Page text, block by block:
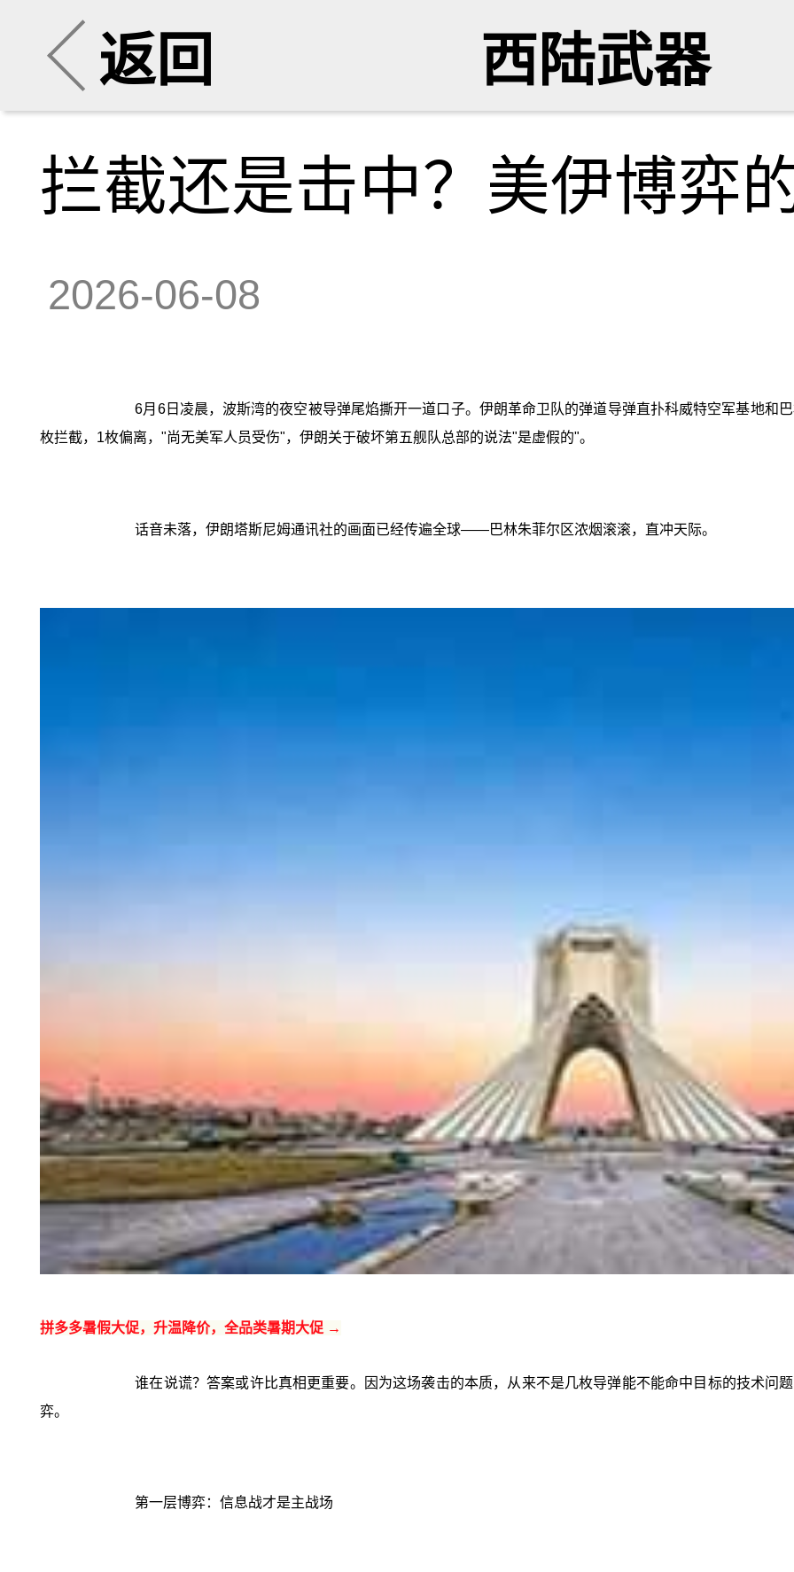
返回 西陆武器
拦截还是击中？美伊博弈
2026-06-08
6月6日凌晨，波斯湾的夜空被导弹尾焰撕开一道口子。伊朗革命卫队的弹道导弹直扑科威特空军基地和
枚拦截，1枚偏离，"尚无美军人员受伤"，伊朗关于破坏第五舰队总部的说法"是虚假的"。
话音未落，伊朗塔斯尼姆通讯社的画面已经传遍全球——巴林朱菲尔区浓烟滚滚，直冲天际。
拼多多暑假大促，升温降价，全品类暑期大促 →
谁在说谎？答案或许比真相更重要。因为这场袭击的本质，从来不是几枚导弹能不能命中目标的技术问
弈。
第一层博弈：信息战才是主战场